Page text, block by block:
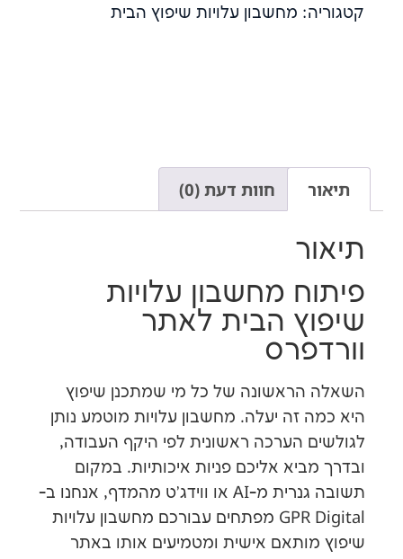
מחשבון עלויות שיפוץ הבית
חוות דעת (0)
מחשבון עלויות
הבית לאתר
של כל מי שמתכנן שיפוץ
זה יעלה. מחשבון עלויות מוטמע נותן
הערכה ראשונית לפי היקף העבודה,
אליכם פניות איכותיות. במקום
תשובה גנרית מ-AI או ווידג'ט מהמדף, אנחנו ב-
GPR Digital מפתחים עבורכם מחשבון עלויות
אישית ומטמיעים אותו באתר